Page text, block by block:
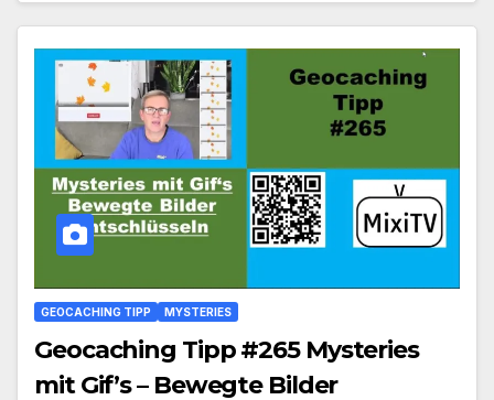
GEOCACHING TIPP MYSTERIES
Geocaching Tipp #265 Mysteries
mit Gif’s – Bewegte Bilder